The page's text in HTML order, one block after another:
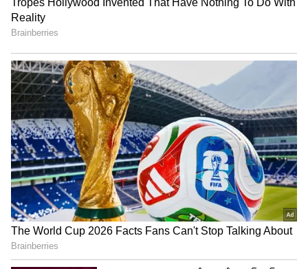
రీసెంట్ గా నరేష్ మళ్ళీ పెళ్లి చిత్రంలో నటించింది. అయితే
వనిత విజయ్ కుమార్ తరచుగా వివాదాల్లో ఉంటుంది. ఆమె
పెళ్లిళ్ల వ్యవహారం.. కుటుంబ గొడవలు, ఆస్తి వ్యవహారాలు
నిత్యం మీడియాలో వైరల్ అవుతుంటాయి. తన తండ్రి తనకి
రావలసి ఆస్తి ఇవ్వకుండా ఇబ్బంది పెడుతున్నారని వనిత
పలు సందర్భాల్లో ఆరోపణలు చేసింది.
Also Read: వేణు స్వామిని వదిలిపెట్టని హీరోయిన్లు..
అబద్దాలు చెప్పి పరువు పోయినా
వెంటపడుతున్నారుగా..